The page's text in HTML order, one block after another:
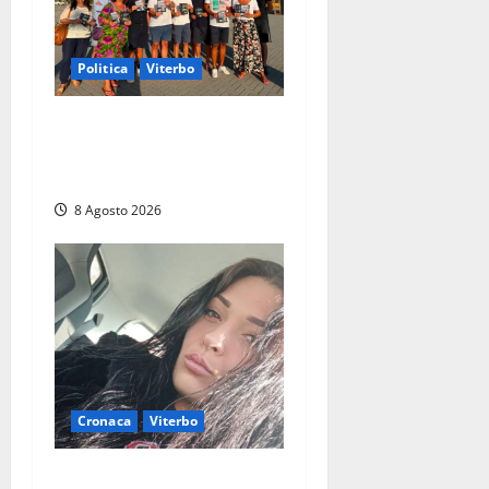
Politica Viterbo
8 Agosto 2026
Cronaca Viterbo